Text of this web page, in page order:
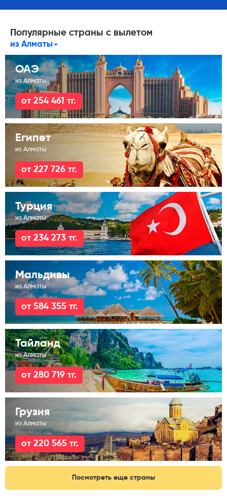
Популярные страны с вылетом
из Алматы
ОАЭ
из Алматы
от 254 461 тг.
Египет
из Алматы
от 227 726 тг.
Турция
из Алматы
от 234 273 тг.
Мальдивы
из Алматы
от 584 355 тг.
Тайланд
из Алматы
от 280 719 тг.
Грузия
из Алматы
от 220 565 тг.
Посмотреть еще страны